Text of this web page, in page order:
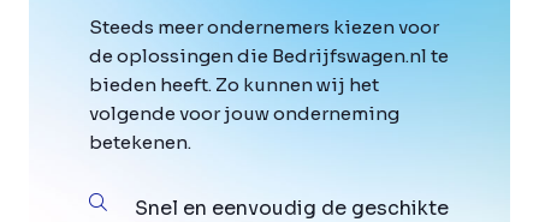
Steeds meer ondernemers kiezen voor
de oplossingen die Bedrijfswagen.nl te
bieden heeft. Zo kunnen wij het
volgende voor jouw onderneming
betekenen.
Snel en eenvoudig de geschikte